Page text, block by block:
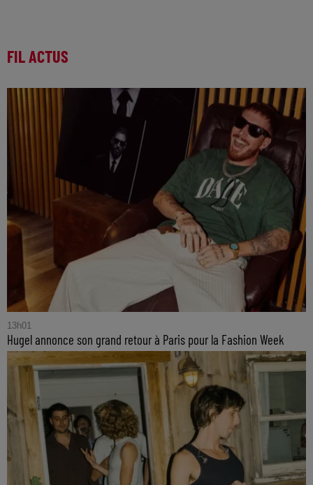
FIL ACTUS
13h01
Hugel annonce son grand retour à Paris pour la Fashion Week